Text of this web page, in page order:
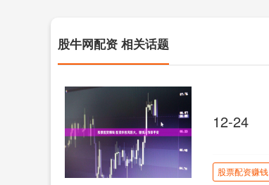
股牛网配资 相关话题
12-24
股票配资赚钱